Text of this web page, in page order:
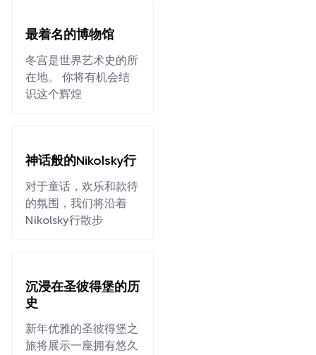
最着名的博物馆
冬宫是世界艺术史的所
在地。 你将有机会结
识这个辉煌
神话般的Nikolsky行
对于童话，欢乐和款待
的氛围，我们将沿着
Nikolsky行散步
沉浸在圣彼得堡的历
史
新年优雅的圣彼得堡之
旅将展示一座拥有悠久